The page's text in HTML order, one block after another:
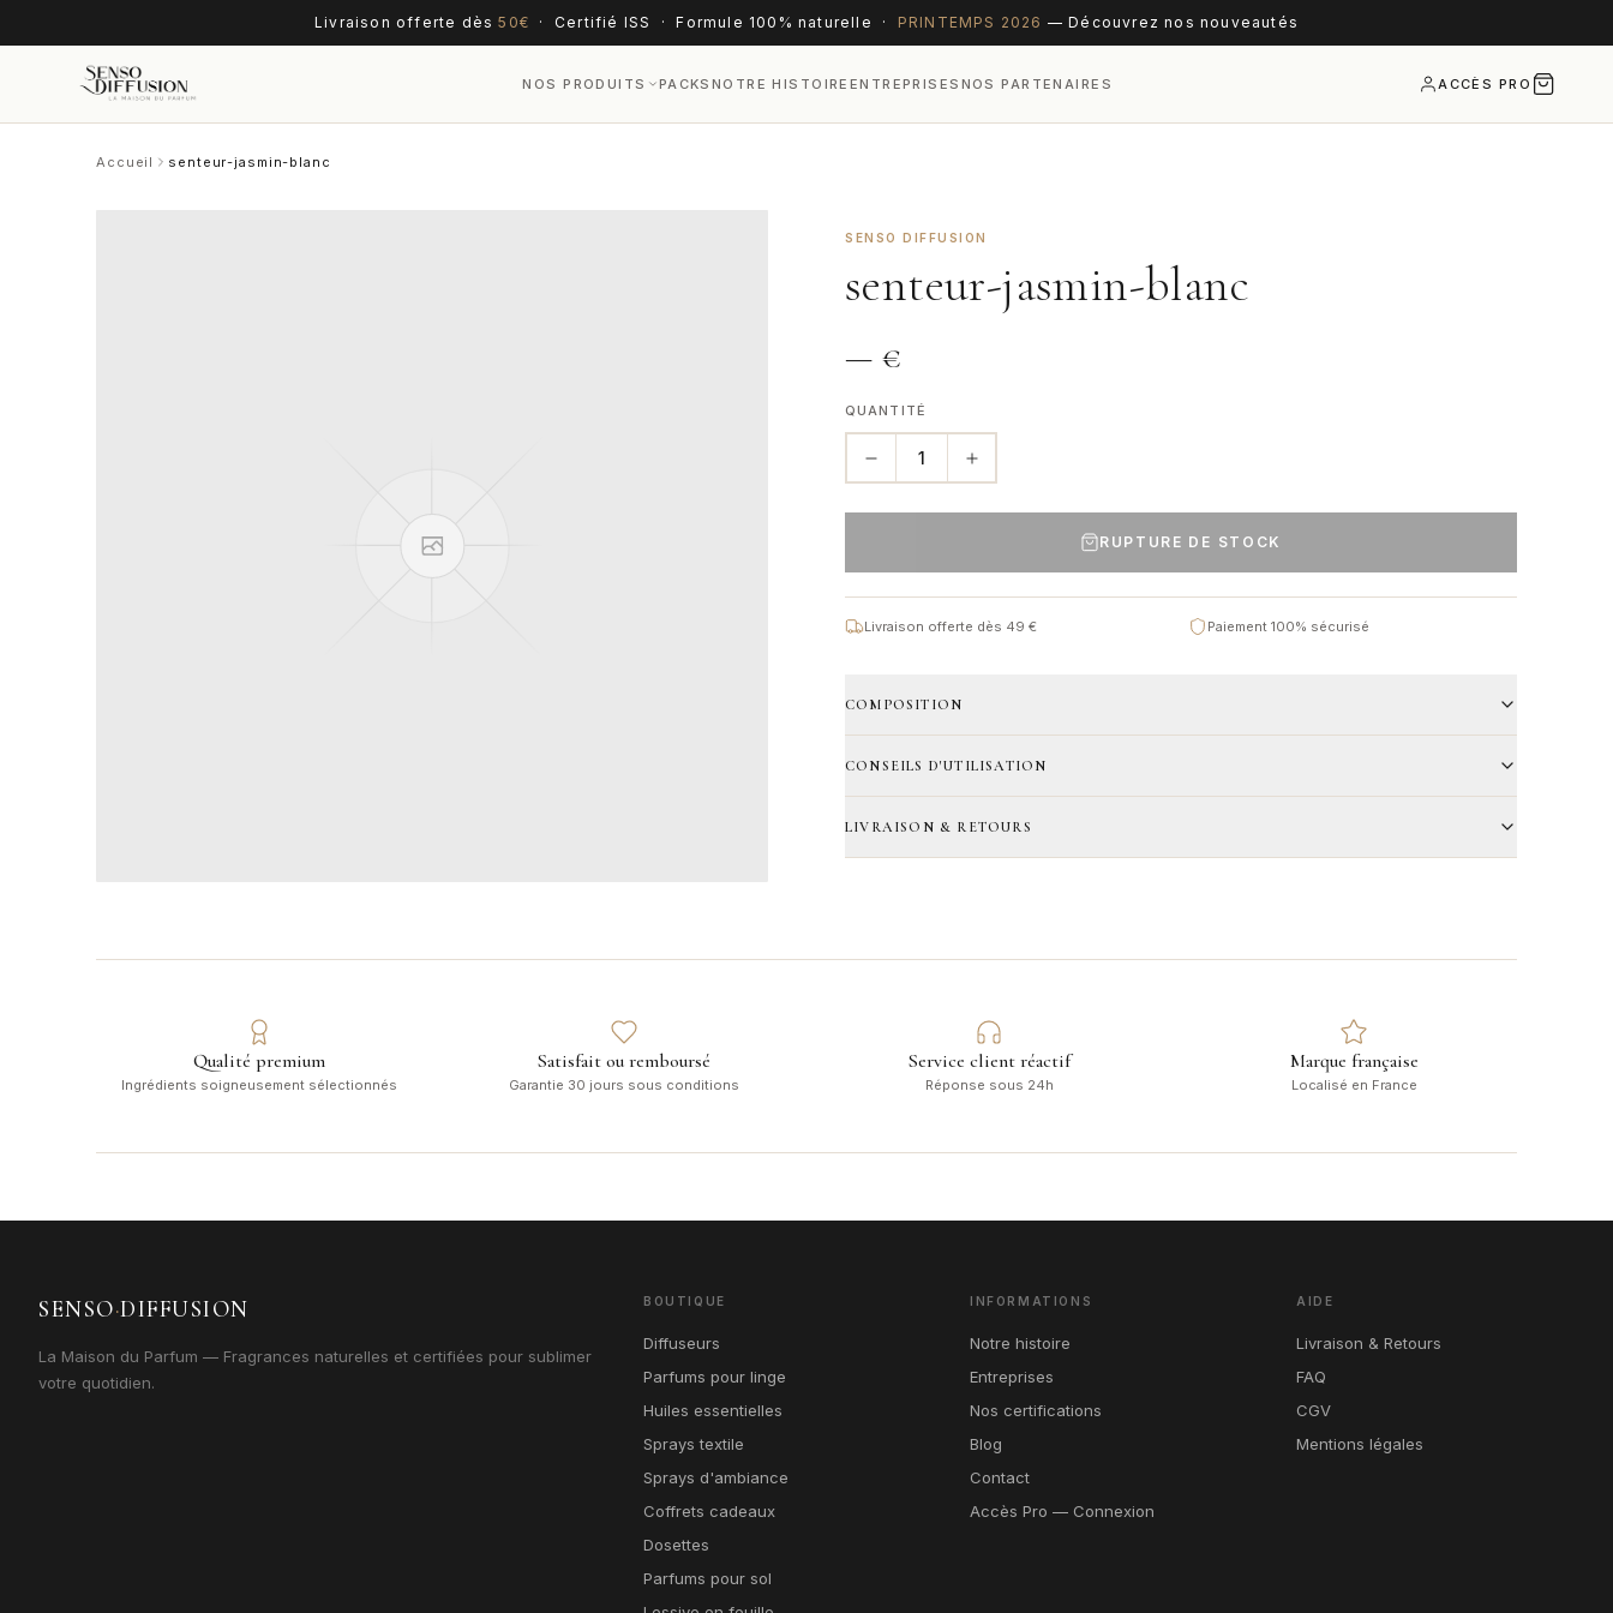
Livraison offerte dès50€ · Certifié ISS · Formule 100% naturelle · PRINTEMPS 2026 — Découvrez nos nouveautés
NOS PRODUITS PACKS NOTRE HISTOIRE ENTREPRISES NOS PARTENAIRES ACCÈS PRO
Accueil senteur-jasmin-blanc
SENSO DIFFUSION
senteur-jasmin-blanc
— €
QUANTITÉ
1
RUPTURE DE STOCK
Livraison offerte dès 49 € Paiement 100% sécurisé
COMPOSITION
CONSEILS D'UTILISATION
LIVRAISON & RETOURS
Qualité premium
Ingrédients soigneusement sélectionnés
Satisfait ou remboursé
Garantie 30 jours sous conditions
Service client réactif
Réponse sous 24h
Marque française
Localisé en France
SENSO·DIFFUSION
La Maison du Parfum — Fragrances naturelles et certifiées pour sublimer
votre quotidien.
BOUTIQUE
Diffuseurs
Parfums pour linge
Huiles essentielles
Sprays textile
Sprays d'ambiance
Coffrets cadeaux
Dosettes
Parfums pour sol
INFORMATIONS
Notre histoire
Entreprises
Nos certifications
Blog
Contact
Accès Pro — Connexion
AIDE
Livraison & Retours
FAQ
CGV
Mentions légales